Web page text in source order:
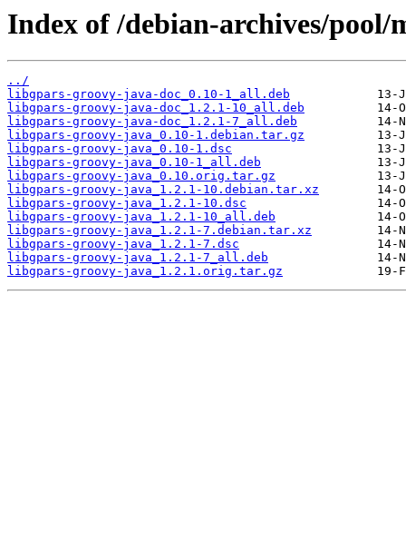
Index of /debian-archives/
../
libgpars-groovy-java-doc_0.10-1_all.deb
libgpars-groovy-java-doc_1.2.1-10_all.deb
libgpars-groovy-java-doc_1.2.1-7_all.deb
libgpars-groovy-java_0.10-1.debian.tar.gz
libgpars-groovy-java_0.10-1.dsc
libgpars-groovy-java_0.10-1_all.deb
libgpars-groovy-java_0.10.orig.tar.gz
libgpars-groovy-java_1.2.1-10.debian.tar.xz
libgpars-groovy-java_1.2.1-10.dsc
libgpars-groovy-java_1.2.1-10_all.deb
libgpars-groovy-java_1.2.1-7.debian.tar.xz
libgpars-groovy-java_1.2.1-7.dsc
libgpars-groovy-java_1.2.1-7_all.deb
libgpars-groovy-java_1.2.1.orig.tar.gz